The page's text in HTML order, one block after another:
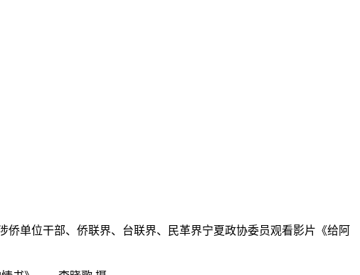
单位干部、侨联界、台联界、民革界宁夏政协委员观看影片《给阿